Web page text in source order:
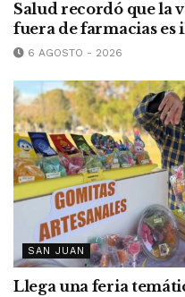
Salud recordó que la
fuera de farmacias es
6 AGOSTO - 2026
SAN JUAN
Llega una feria